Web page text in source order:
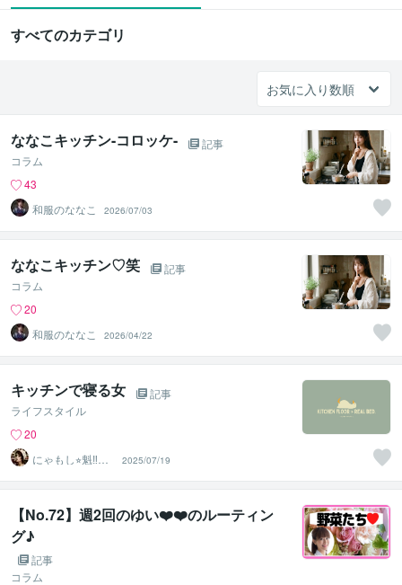
すべてのカテゴリ
ななこキッチン-コロッケ-
記事
コラム
43
和服のななこ
2026/07/03
ななこキッチン♡笑
記事
コラム
20
和服のななこ
2026/04/22
キッチンで寝る女
記事
ライフスタイル
20
にゃもし⭐︎魁‼︎乙
女塾
2025/07/19
【No.72】週2回のゆい❤️❤️のルーティン
グ♪
記事
コラム